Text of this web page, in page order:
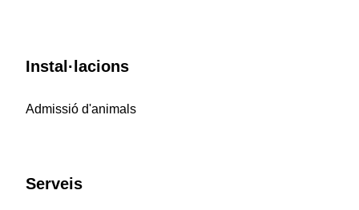
Instal·lacions
Admissió d'animals
Serveis